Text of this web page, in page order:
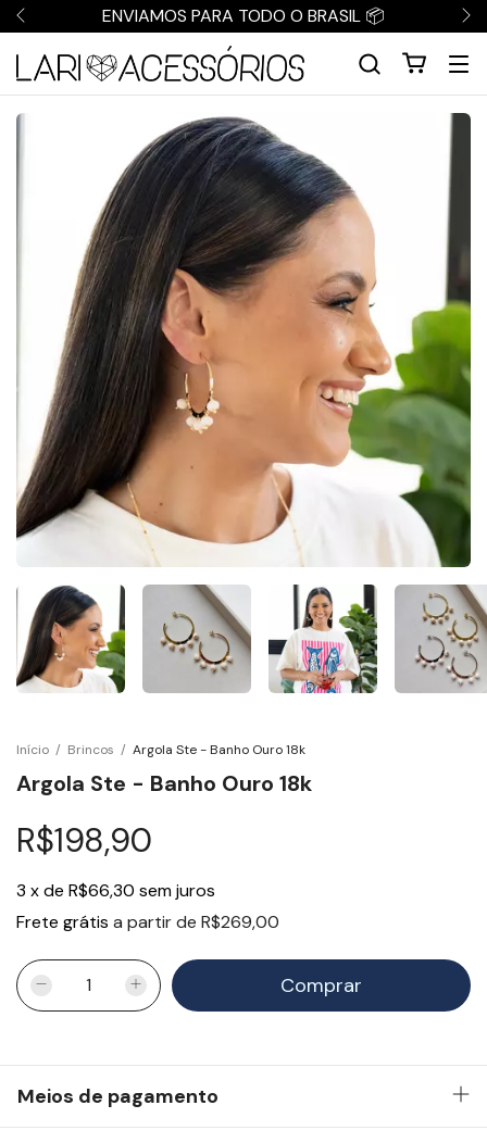
ENVIAMOS PARA TODO O BRASIL 📦
Início / Brincos / Argola Ste - Banho Ouro 18k
Argola Ste - Banho Ouro 18k
R$198,90
3 xde R$66,30 sem juros
Frete grátis a partir de R$269,00
Meios de pagamento